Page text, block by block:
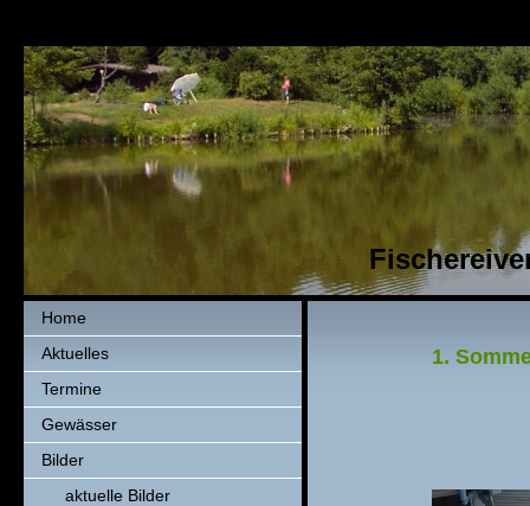
Home
Aktuelles
Termine
Gewässer
Bilder
aktuelle Bilder
1.